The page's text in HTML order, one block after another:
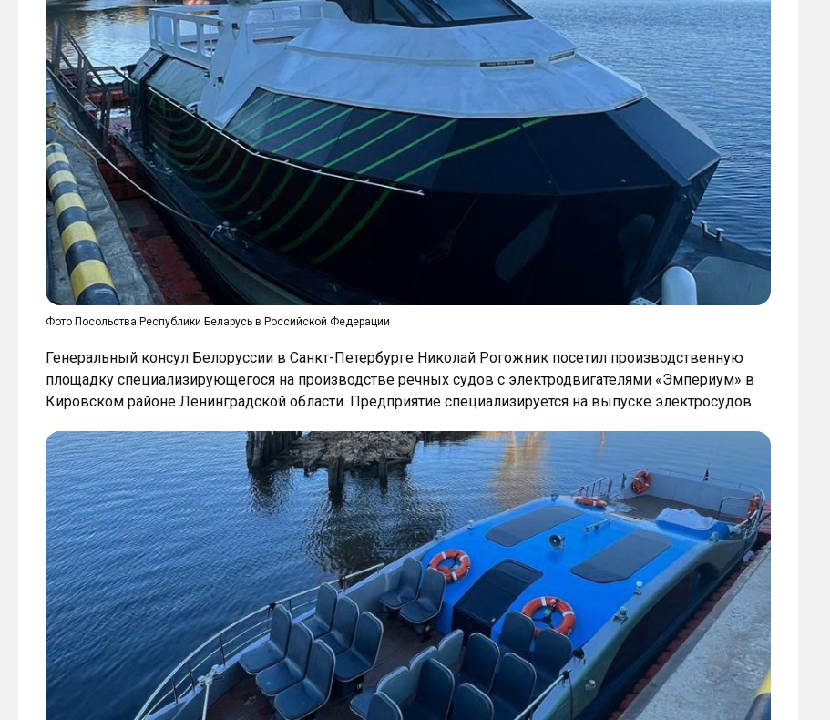
Фото Посольства Республики Беларусь в Российской Федерации
Генеральный консул Белоруссии в Санкт-Петербурге Николай Рогожник посетил производственную
площадку специализирующегося на производстве речных судов с электродвигателями «Эмпериум» в
Кировском районе Ленинградской области. Предприятие специализируется на выпуске электросудов.